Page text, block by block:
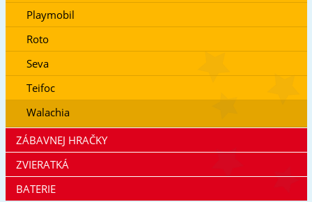
Playmobil
Roto
Seva
Teifoc
Walachia
ZÁBAVNEJ HRAČKY
ZVIERATKÁ
BATERIE